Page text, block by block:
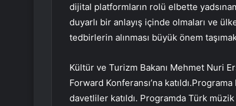
dijital platformların rolü elbette
duyarlı bir anlayış içinde olmaları ve
tedbirlerin alınması büyük önem
Kültür ve Turizm Bakanı Mehmet Nuri
Forward Konferansı’na
davetliler katıldı. Programda Türk